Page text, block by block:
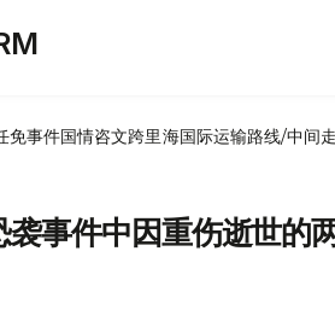
免事件国情咨文跨里海国际运输路线/中间
袭事件中因重伤逝世的